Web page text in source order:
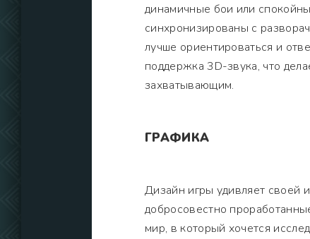
динамичные бои или
синхронизированы с
лучше ориентироваться и
поддержка 3D-звука, что
захватывающим.
ГРАФИКА
Дизайн игры удивляет своей
добросовестно
мир, в который хочется